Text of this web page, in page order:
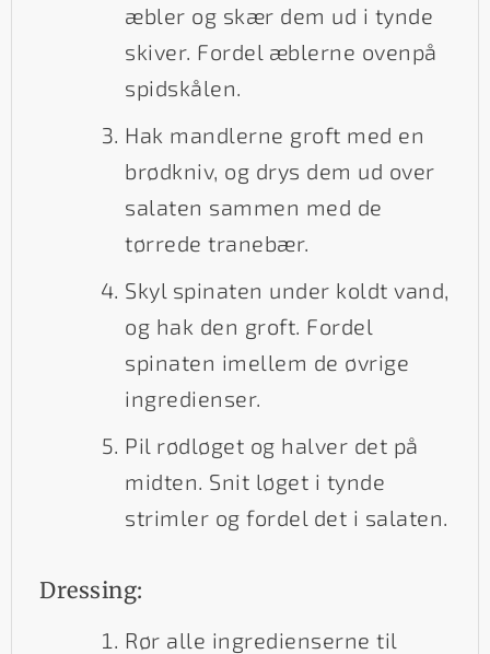
æbler og skær dem ud i tynde
skiver. Fordel æblerne ovenpå
spidskålen.
Hak mandlerne groft med en
brødkniv, og drys dem ud over
salaten sammen med de
tørrede tranebær.
Skyl spinaten under koldt vand,
og hak den groft. Fordel
spinaten imellem de øvrige
ingredienser.
Pil rødløget og halver det på
midten. Snit løget i tynde
strimler og fordel det i salaten.
Dressing:
Rør alle ingredienserne til